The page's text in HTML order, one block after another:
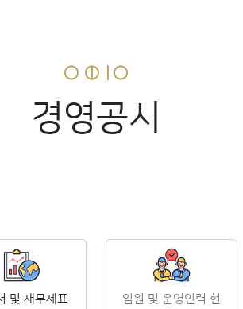
경영공시
및 재무제표
임원 및 운영인력 현